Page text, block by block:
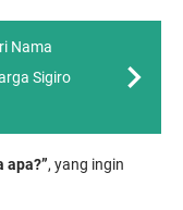
Nama
Sigiro
apa?”, yang ingin